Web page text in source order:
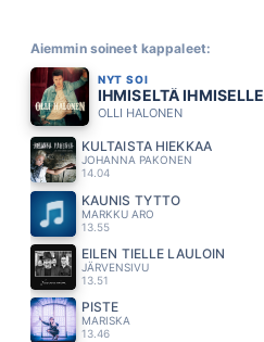
Aiemmin soineet kappaleet:
NYT SOI
IHMISELTÄ IHMISELLE
OLLI HALONEN
KULTAISTA HIEKKAA
JOHANNA PAKONEN
14.04
KAUNIS TYTTO
MARKKU ARO
13.55
EILEN TIELLE LAULOIN
JÄRVENSIVU
13.51
PISTE
MARISKA
13.46